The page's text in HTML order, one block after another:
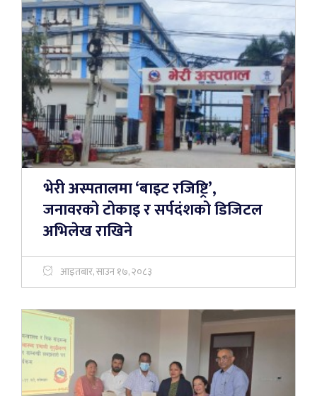
भेरी अस्पतालमा ‘बाइट रजिष्ट्रि’,
जनावरको टोकाइ र सर्पदंशको डिजिटल
अभिलेख राखिने
आइतबार, साउन १७, २०८३